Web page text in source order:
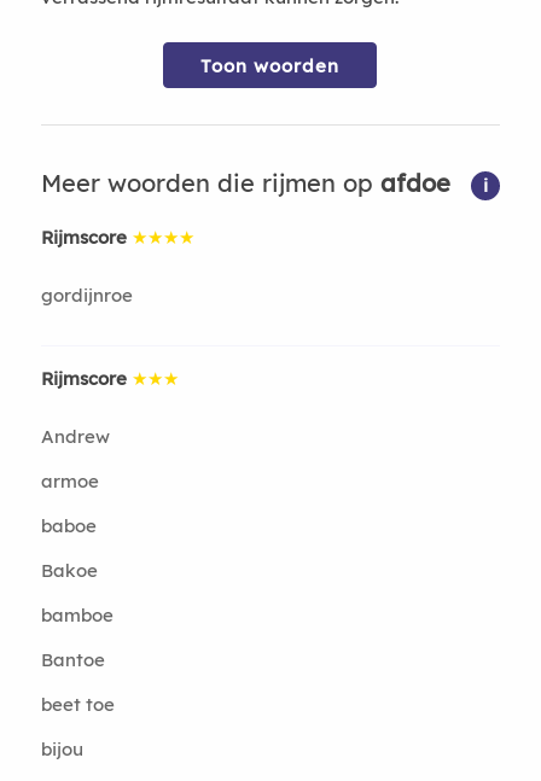
Toon woorden
Meer woorden die rijmen op afdoe i
Rijmscore ★★★★
gordijnroe
Rijmscore ★★★
Andrew
armoe
baboe
Bakoe
bamboe
Bantoe
beet toe
bijou